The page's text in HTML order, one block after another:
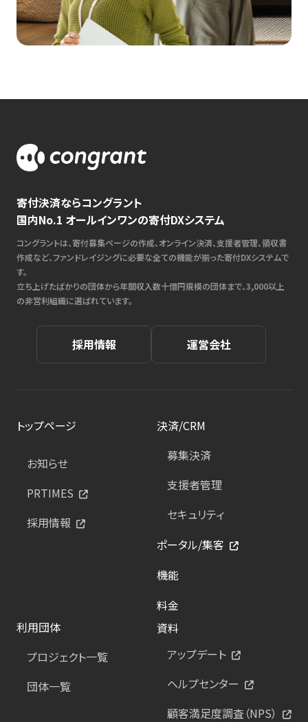
寄付決済ならコングラント
国内No.1 オールインワンの寄付DXシステム
コングラントは、寄付募集ページの作成、オンライン決済、支援者管理、領収書
作成など、ファンドレイジングに必要な全ての機能が揃った寄付DXシステムで
す。
立ち上げたばかりの団体から年間収入数十億円規模の団体まで、3,000以上
の非営利組織に選ばれています。
採用情報 運営会社
トップページ
お知らせ
PRTIMES
採用情報
決済/CRM
募集決済
支援者管理
セキュリティ
ポータル/集客
機能
料金
利用団体
プロジェクト一覧
団体一覧
資料
アップデート
ヘルプセンター
顧客満足度調査（NPS）